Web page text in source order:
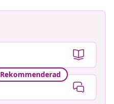
Rekommenderad